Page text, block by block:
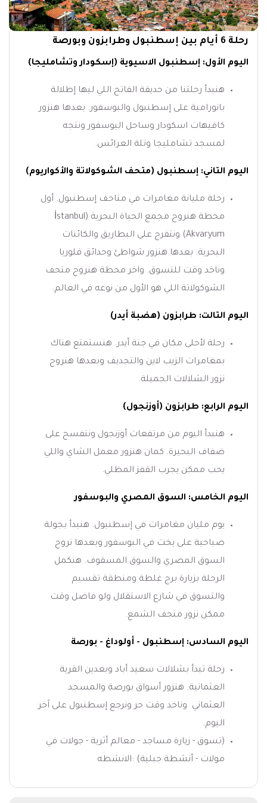
رحلة 6 أيام بين إسطنبول وطرابزون وبورصة
اليوم الأول: إسطنبول الاسيوية (إسكودار وتشامليجا)
هنبدأ رحلتنا من حديقة الفاتح اللي ليها إطلالة
بانورامية على إسطنبول والبوسفور. بعدها هنزور
كافيهات اسكودار وساحل البوسفور ونتجه
لمسجد تشامليجا وتلة العرائس.
اليوم التاني: إسطنبول (متحف الشوكولاتة والأكواريوم)
رحلة مليانة مغامرات في متاحف إسطنبول. أول
محطة هنروح مجمع الحياة البحرية (İstanbul
Akvaryum) ونتفرج على البطاريق والكائنات
البحرية. بعدها هنزور شواطئ وحدائق فلوريا
وناخد وقت للتسوق. واخر محطة هنروح متحف
الشوكولاتة اللي هو الأول من نوعه في العالم.
اليوم التالت: طرابزون (هضبة أيدر)
رحلة لأحلى مكان في جنة أيدر. هنستمتع هناك
بمغامرات الزيب لاين والتجديف وبعدها هنروح
نزور الشلالات الجميلة.
اليوم الرابع: طرابزون (أوزنجول)
هنبدأ اليوم من مرتفعات أوزنجول ونتفسح على
ضفاف البحيرة. كمان هنزور معمل الشاي واللي
يحب ممكن يجرب القفز المظلي.
اليوم الخامس: السوق المصري والبوسفور
يوم مليان مغامرات في إسطنبول. هنبدأ بجولة
صباحية على يخت في البوسفور وبعدها نروح
السوق المصري والسوق المسقوف. هنكمل
الرحلة بزيارة برج غلطة ومنطقة تقسيم
والتسوق في شارع الاستقلال ولو فاضل وقت
ممكن نزور متحف الشمع.
اليوم السادس: إسطنبول - أولوداغ - بورصة
رحلة تبدأ بشلالات سعيد أباد وبعدين القرية
العثمانية. هنزور أسواق بورصة والمسجد
العثماني وناخد وقت حر ونرجع إسطنبول على آخر
اليوم.
(تسوق - زيارة مساجد - معالم أثرية - جولات في
مولات - أنشطة جبلية) :الانشطه